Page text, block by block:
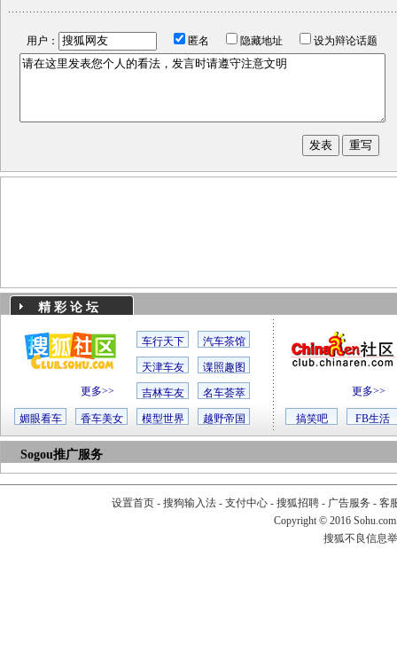
用户： 匿名 隐藏地址 设为辩论话题
精 彩 论 坛
更多>>
车行天下 汽车茶馆
天津车友 谍照趣图
吉林车友 名车荟萃
媚眼看车 香车美女 模型世界 越野帝国
更多>>
搞笑吧 FB生活
Sogou推广服务
设置首页- 搜狗输入法- 支付中心- 搜狐招聘- 广告服务 - 客
Copyright © 2016
搜狐不良信息